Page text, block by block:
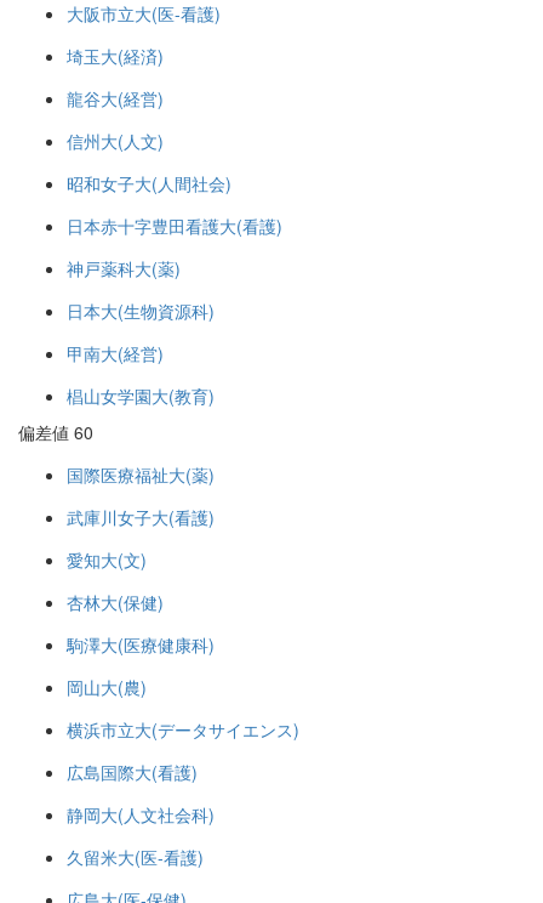
大阪市立大(医-看護)
埼玉大(経済)
龍谷大(経営)
信州大(人文)
昭和女子大(人間社会)
日本赤十字豊田看護大(看護)
神戸薬科大(薬)
日本大(生物資源科)
甲南大(経営)
椙山女学園大(教育)
偏差値 60
国際医療福祉大(薬)
武庫川女子大(看護)
愛知大(文)
杏林大(保健)
駒澤大(医療健康科)
岡山大(農)
横浜市立大(データサイエンス)
広島国際大(看護)
静岡大(人文社会科)
久留米大(医-看護)